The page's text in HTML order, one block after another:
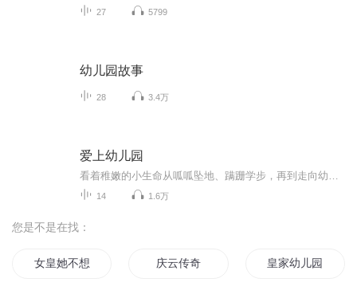
27 5799
幼儿园故事
28 3.4万
爱上幼儿园
14 1.6万
您是不是在找：
女皇她不想上幼儿园 庆云传奇 皇家幼儿园